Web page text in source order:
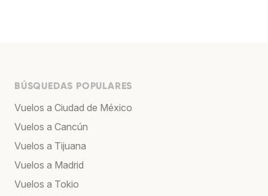
BÚSQUEDAS POPULARES
Vuelos a Ciudad de México
Vuelos a Cancún
Vuelos a Tijuana
Vuelos a Madrid
Vuelos a Tokio